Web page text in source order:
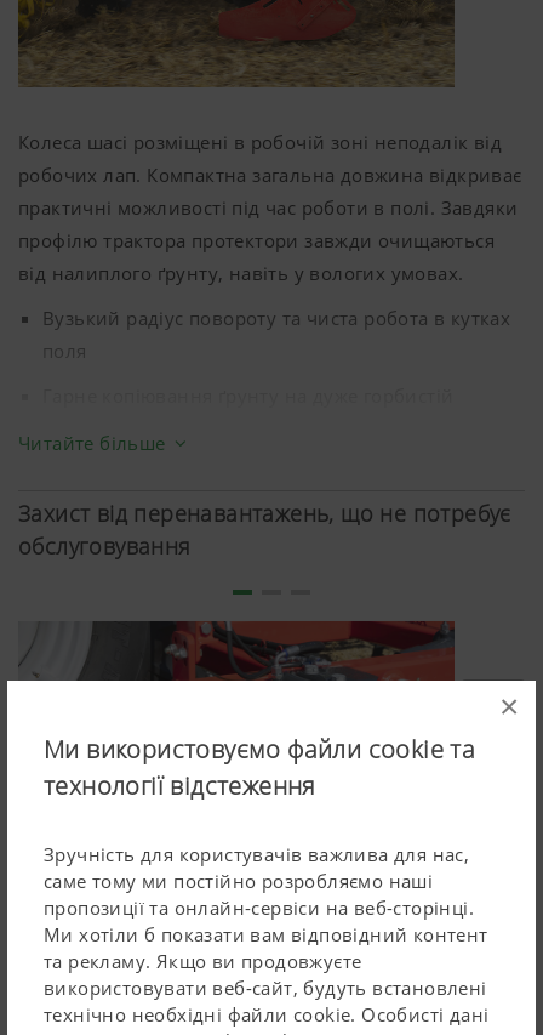
×
Ми використовуємо файли cookie та
технології відстеження
Зручність для користувачів важлива для нас,
саме тому ми постійно розробляємо наші
пропозиції та онлайн-сервіси на веб-сторінці.
Ми хотіли б показати вам відповідний контент
та рекламу. Якщо ви продовжуєте
використовувати веб-сайт, будуть встановлені
технічно необхідні файли cookie. Особисті дані
Колеса шасі розміщені в робочій зоні неподалік від
робочих лап. Компактна загальна довжина відкриває
практичні можливості під час роботи в полі. Завдяки
профілю трактора протектори завжди очищаються
від налиплого ґрунту, навіть у вологих умовах.
Вузький радіус повороту та чиста робота в кутках
поля
з трактором
Спеціальне зчеплення забезпечує швидкий підйом
та використання на смузі розвороту.
Діаметр шин: 15.5/80-24
Перебирає на себе функцію контролю глибини,
Читайте більше
Захист від перенавантажень, що не потребує
обслуговування
Компанія PÖTTINGER далі оптимізувала вже наявне
рішення захисту від каміння та перевантажень NOVA.
Це важливо для безвідмовної роботи, особливо при